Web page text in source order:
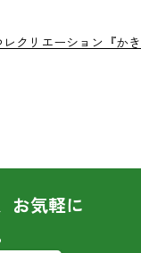
クリエーション『かき
お気軽に